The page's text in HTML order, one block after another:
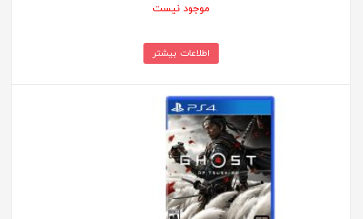
موجود نیست
اطلاعات بیشتر